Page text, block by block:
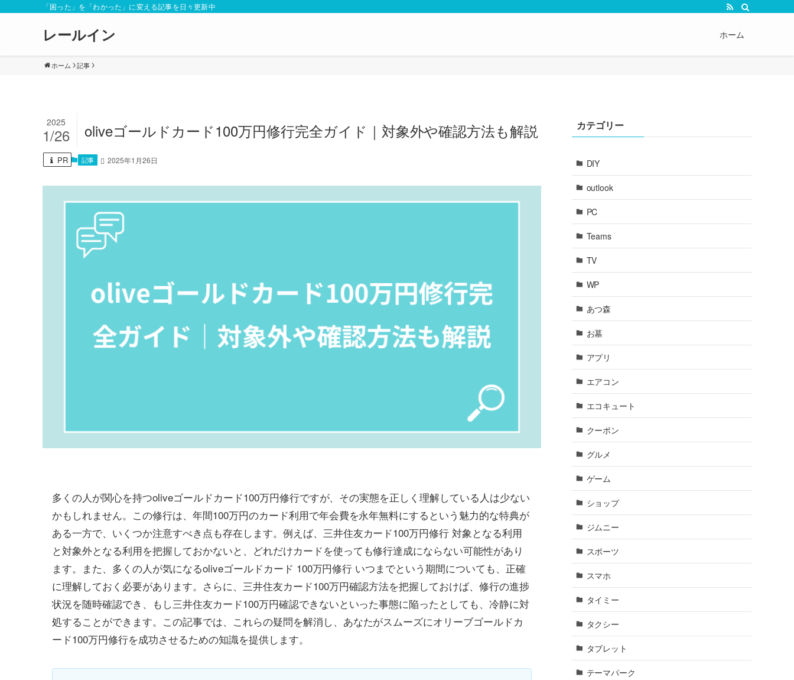
「困った」を「わかった」に変える記事を日々更新中
レールイン ホーム
ホーム 記事
oliveゴールドカード100万円修行完全ガイド｜対象外や確認方法も解説
2025
1/26
PR 記事 2025年1月26日
多くの人が関心を持つoliveゴールドカード100万円修行ですが、その実態を正しく理解している人は少ない
かもしれません。この修行は、年間100万円のカード利用で年会費を永年無料にするという魅力的な特典が
ある一方で、いくつか注意すべき点も存在します。例えば、三井住友カード100万円修行 対象となる利用
と対象外となる利用を把握しておかないと、どれだけカードを使っても修行達成にならない可能性があり
ます。また、多くの人が気になるoliveゴールドカード 100万円修行 いつまでという期間についても、正確
に理解しておく必要があります。さらに、三井住友カード100万円確認方法を把握しておけば、修行の進捗
状況を随時確認でき、もし三井住友カード100万円確認できないといった事態に陥ったとしても、冷静に対
処することができます。この記事では、これらの疑問を解消し、あなたがスムーズにオリーブゴールドカ
ード100万円修行を成功させるための知識を提供します。
カテゴリー
DIY
outlook
PC
Teams
TV
WP
あつ森
お墓
アプリ
エアコン
エコキュート
クーポン
グルメ
ゲーム
ショップ
ジムニー
スポーツ
スマホ
タイミー
タクシー
タブレット
テーマパーク